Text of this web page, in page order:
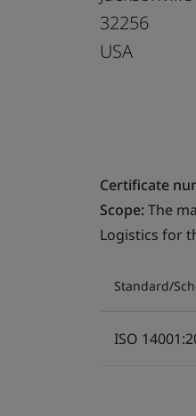
32256
USA
Certificate
Scope:The
Logistics for
Standard/
ISO